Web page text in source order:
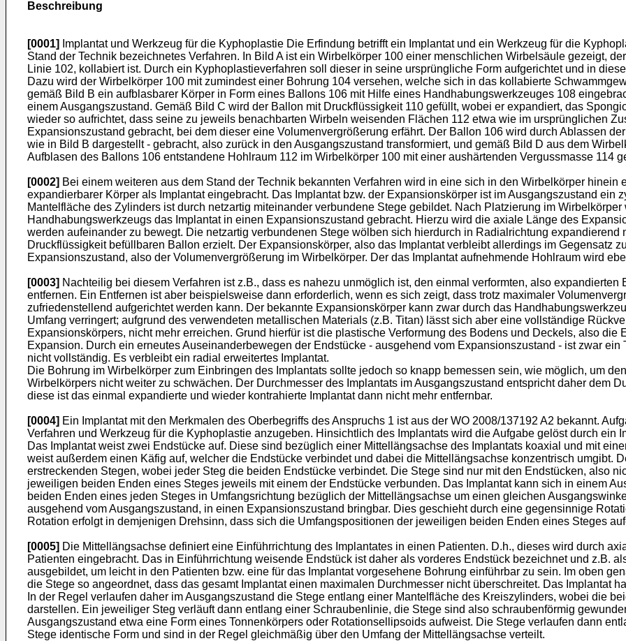
Beschreibung
[0001]
Implantat und Werkzeug für die Kyphoplastie Die Erfindung betrifft ein Implantat und ein Werkzeug für die
Stand der Technik bezeichnetes Verfahren. In Bild A ist ein Wirbelkörper 100 einer menschlichen Wirbelsäule gezeigt,
Linie 102, kollabiert ist. Durch ein Kyphoplastieverfahren soll dieser in seine ursprüngliche Form aufgerichtet und in
Dazu wird der Wirbelkörper 100 mit zumindest einer Bohrung 104 versehen, welche sich in das kollabierte
gemäß Bild B ein aufblasbarer Körper in Form eines Ballons 106 mit Hilfe eines Handhabungswerkzeuges 108
einem Ausgangszustand. Gemäß Bild C wird der Ballon mit Druckflüssigkeit 110 gefüllt, wobei er expandiert, das
wieder so aufrichtet, dass seine zu jeweils benachbarten Wirbeln weisenden Flächen 112 etwa wie im ursprünglichen
Expansionszustand gebracht, bei dem dieser eine Volumenvergrößerung erfährt. Der Ballon 106 wird durch Ablassen
wie in Bild B dargestellt - gebracht, also zurück in den Ausgangszustand transformiert, und gemäß Bild D aus dem
Aufblasen des Ballons 106 entstandene Hohlraum 112 im Wirbelkörper 100 mit einer aushärtenden Vergussmasse 114
[0002] Bei einem weiteren aus dem Stand der Technik bekannten Verfahren wird in eine sich in den Wirbelkörper
expandierbarer Körper als Implantat eingebracht. Das Implantat bzw. der Expansionskörper ist im Ausgangszustand ein
Mantelfläche des Zylinders ist durch netzartig miteinander verbundene Stege gebildet. Nach Platzierung im
Handhabungswerkzeugs das Implantat in einen Expansionszustand gebracht. Hierzu wird die axiale Länge des
werden aufeinander zu bewegt. Die netzartig verbundenen Stege wölben sich hierdurch in Radialrichtung
Druckflüssigkeit befüllbaren Ballon erzielt. Der Expansionskörper, also das Implantat verbleibt allerdings im Gegensatz
Expansionszustand, also der Volumenvergrößerung im Wirbelkörper. Der das Implantat aufnehmende Hohlraum wird
[0003] Nachteilig bei diesem Verfahren ist z.B., dass es nahezu unmöglich ist, den einmal verformten, also
entfernen. Ein Entfernen ist aber beispielsweise dann erforderlich, wenn es sich zeigt, dass trotz maximaler
zufriedenstellend aufgerichtet werden kann. Der bekannte Expansionskörper kann zwar durch das
Umfang verringert; aufgrund des verwendeten metallischen Materials (z.B. Titan) lässt sich aber eine vollständige
Expansionskörpers, nicht mehr erreichen. Grund hierfür ist die plastische Verformung des Bodens und Deckels, also
Expansion. Durch ein erneutes Auseinanderbewegen der Endstücke - ausgehend vom Expansionszustand - ist zwar
nicht vollständig. Es verbleibt ein radial erweitertes Implantat.
Die Bohrung im Wirbelkörper zum Einbringen des Implantats sollte jedoch so knapp bemessen sein, wie möglich, um
Wirbelkörpers nicht weiter zu schwächen. Der Durchmesser des Implantats im Ausgangszustand entspricht daher dem
diese ist das einmal expandierte und wieder kontrahierte Implantat dann nicht mehr entfernbar.
[0004] Ein Implantat mit den Merkmalen des Oberbegriffs des Anspruchs 1 ist aus der WO 2008/137192 A2 bekannt.
Verfahren und Werkzeug für die Kyphoplastie anzugeben. Hinsichtlich des Implantats wird die Aufgabe gelöst durch ein
Das Implantat weist zwei Endstücke auf. Diese sind bezüglich einer Mittellängsachse des Implantats koaxial und mit
weist außerdem einen Käfig auf, welcher die Endstücke verbindet und dabei die Mittellängsachse konzentrisch umgibt.
erstreckenden Stegen, wobei jeder Steg die beiden Endstücke verbindet. Die Stege sind nur mit den Endstücken, also
jeweiligen beiden Enden eines Steges jeweils mit einem der Endstücke verbunden. Das Implantat kann sich in einem
beiden Enden eines jeden Steges in Umfangsrichtung bezüglich der Mittellängsachse um einen gleichen
ausgehend vom Ausgangszustand, in einen Expansionszustand bringbar. Dies geschieht durch eine gegensinnige
Rotation erfolgt in demjenigen Drehsinn, dass sich die Umfangspositionen der jeweiligen beiden Enden eines Steges
[0005] Die Mittellängsachse definiert eine Einführrichtung des Implantates in einen Patienten. D.h., dieses wird durch
Patienten eingebracht. Das in Einführrichtung weisende Endstück ist daher als vorderes Endstück bezeichnet und z.B.
ausgebildet, um leicht in den Patienten bzw. eine für das Implantat vorgesehene Bohrung einführbar zu sein. Im oben
die Stege so angeordnet, dass das gesamt Implantat einen maximalen Durchmesser nicht überschreitet. Das Implantat
In der Regel verlaufen daher im Ausgangszustand die Stege entlang einer Mantelfläche des Kreiszylinders, wobei die
darstellen. Ein jeweiliger Steg verläuft dann entlang einer Schraubenlinie, die Stege sind also schraubenförmig
Ausgangszustand etwa eine Form eines Tonnenkörpers oder Rotationsellipsoids aufweist. Die Stege verlaufen dann
Stege identische Form und sind in der Regel gleichmäßig über den Umfang der Mittellängsachse verteilt.